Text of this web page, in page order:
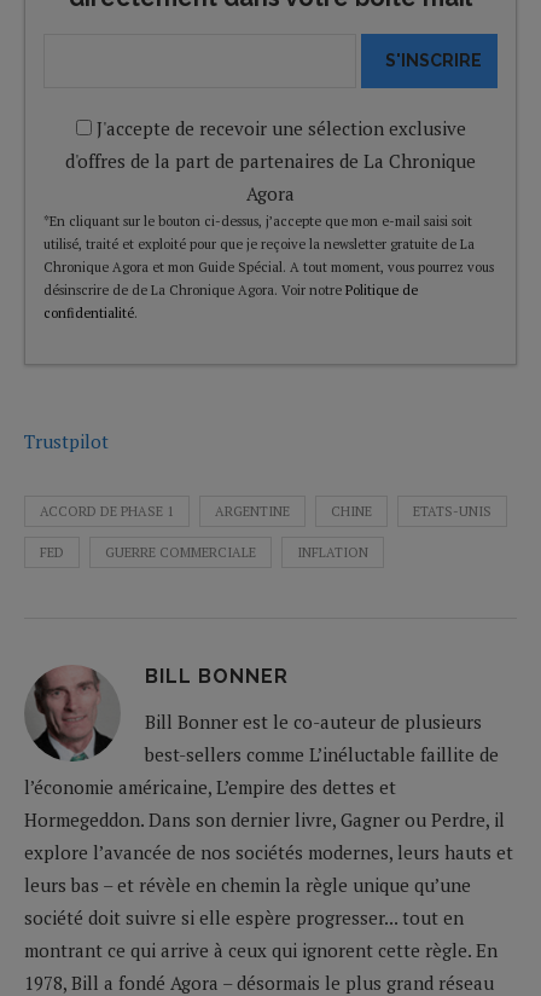
S'INSCRIRE
J'accepte de recevoir une sélection exclusive
d'offres de la part de partenaires de La Chronique
Agora
*En cliquant sur le bouton ci-dessus, j’accepte que mon e-mail saisi soit
utilisé, traité et exploité pour que je reçoive la newsletter gratuite de La
Chronique Agora et mon Guide Spécial. A tout moment, vous pourrez vous
désinscrire de de La Chronique Agora. Voir notre Politique de
confidentialité.
Trustpilot
ACCORD DE PHASE 1 ARGENTINE CHINE ETATS-UNIS
FED GUERRE COMMERCIALE INFLATION
BILL BONNER
Bill Bonner est le co-auteur de plusieurs
best-sellers comme L’inéluctable faillite de
l’économie américaine, L’empire des dettes et
Hormegeddon. Dans son dernier livre, Gagner ou Perdre, il
explore l’avancée de nos sociétés modernes, leurs hauts et
leurs bas – et révèle en chemin la règle unique qu’une
société doit suivre si elle espère progresser... tout en
montrant ce qui arrive à ceux qui ignorent cette règle. En
1978, Bill a fondé Agora – désormais le plus grand réseau